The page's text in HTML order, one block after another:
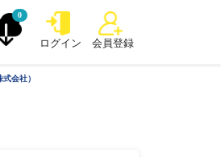
0
ログイン 会員登録
会社）